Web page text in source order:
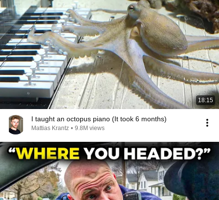
18:15
I taught an octopus piano (It took 6 months)
Mattias Krantz • 9.8M views